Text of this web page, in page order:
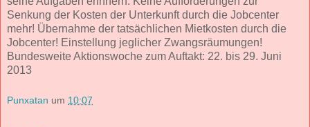
Senkung der Kosten der Unterkunft durch die Jobcenter
mehr! Übernahme der tatsächlichen Mietkosten durch die
Jobcenter! Einstellung jeglicher Zwangsräumungen!
Bundesweite Aktionswoche zum Auftakt: 22. bis 29. Juni
2013
Punxatan um 10:07